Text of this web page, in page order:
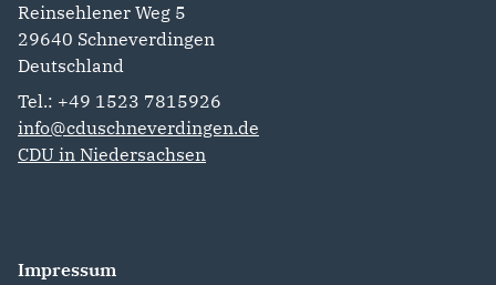
Reinsehlener Weg 5
29640 Schneverdingen
Deutschland
Tel.: +49 1523 7815926
info@cduschneverdingen.de
CDU in Niedersachsen
Impressum